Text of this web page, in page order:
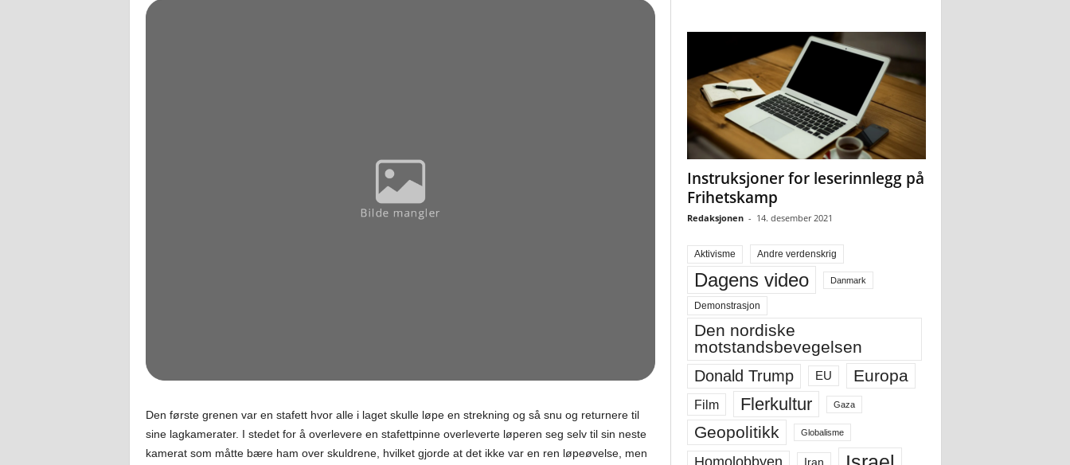
Den første grenen var en stafett hvor alle i laget skulle løpe en strekning og så snu og returnere til
sine lagkamerater. I stedet for å overlevere en stafettpinne overleverte løperen seg selv til sin neste
kamerat som måtte bære ham over skuldrene, hvilket gjorde at det ikke var en ren løpeøvelse, men
Instruksjoner for leserinnlegg på
Frihetskamp
Redaksjonen - 14. desember 2021
Aktivisme Andre verdenskrig
Dagens video Danmark
Demonstrasjon
Den nordiske
motstandsbevegelsen
Donald Trump EU Europa
Film Flerkultur Gaza
Geopolitikk Globalisme
Homolobbyen Iran